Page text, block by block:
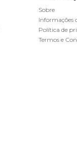
Sobre
Informações
Política de
Termos e